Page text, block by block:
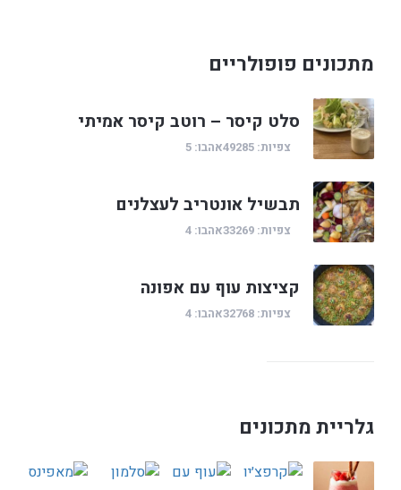
מתכונים פופולריים
סלט קיסר – רוטב קיסר אמיתי
צפיות: 49285 אהבו: 5
תבשיל אונטריב לעצלנים
צפיות: 33269 אהבו: 4
קציצות עוף עם אפונה
צפיות: 32768 אהבו: 4
גלריית מתכונים